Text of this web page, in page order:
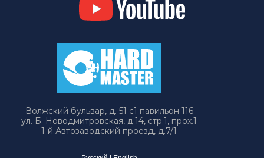
Волжский бульвар, д. 51 с1 павильон 116
ул. Б. Новодмитровская, д.14, стр.1, прох.1
1-й Автозаводский проезд, д.7/1